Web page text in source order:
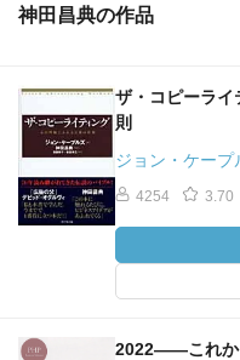
神田昌典の作品
ザ・コピーライ
則
ジョン・ケープ
4254 3.70
2022――これか